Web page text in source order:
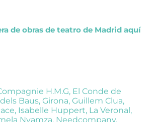
de obras de teatro de Madrid aquí
H.M.G, El Conde de
Baus, Girona, Guillem Clua,
, Isabelle Huppert, La Veronal,
Nyamza, Needcompany,